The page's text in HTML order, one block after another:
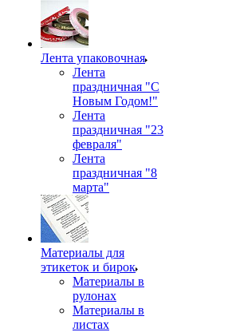
Лента упаковочная
Лента
праздничная "С
Новым Годом!"
Лента
праздничная "23
февраля"
Лента
праздничная "8
марта"
Материалы для
этикеток и бирок
Материалы в
рулонах
Материалы в
листах